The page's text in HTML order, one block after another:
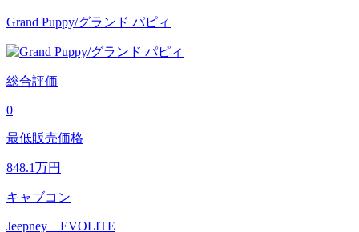
Grand Puppy/グランド パピィ
総合評価
0
最低販売価格
848.1万円
キャブコン
Jeepney EVOLITE